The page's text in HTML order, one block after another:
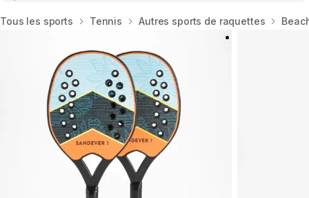
Accueil
Tous les sports Tennis Autres sports de raquettes